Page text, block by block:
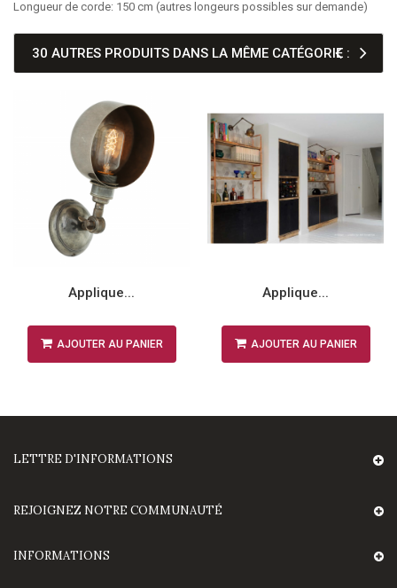
Longueur de corde: 150 cm (autres longeurs possibles sur demande)
30 AUTRES PRODUITS DANS LA MÊME CATÉGORIE :
Applique...
AJOUTER AU PANIER
Applique...
AJOUTER AU PANIER
LETTRE D'INFORMATIONS
REJOIGNEZ NOTRE COMMUNAUTÉ
INFORMATIONS